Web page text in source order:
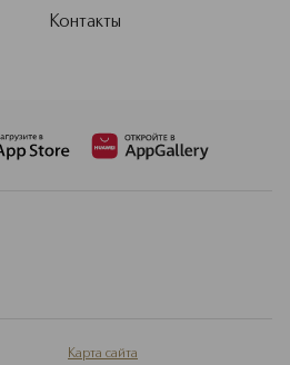
Контакты
Карта сайта